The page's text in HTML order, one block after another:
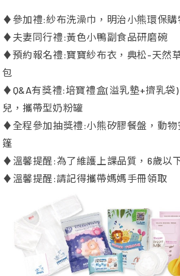
♦參加禮:紗布洗澡巾，明治小熊環保
♦夫妻同行禮:黃色小鴨副食品研磨碗
♦預約報名禮:寶寶紗布衣，典松-天然
包
♦Q&A有獎禮:培寶禮盒(溢乳墊+擠乳袋
兒，攜帶型奶粉罐
♦全程參加抽獎禮:小熊矽膠餐盤，動物
篷
♦溫馨提醒:為了維護上課品質，6歲以
♦溫馨提醒:請記得攜帶媽媽手冊領取